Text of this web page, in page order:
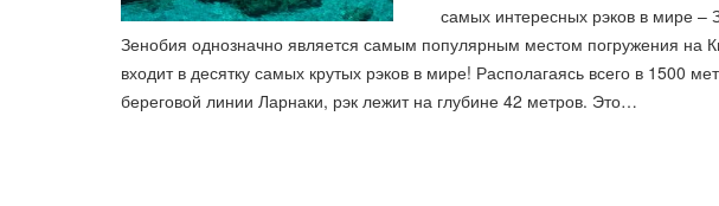
самых интересных рэков в мире –
Зенобия однозначно является самым популярным местом погружения на
входит в десятку самых крутых рэков в мире! Располагаясь всего в 1500
береговой линии Ларнаки, рэк лежит на глубине 42 метров. Это…